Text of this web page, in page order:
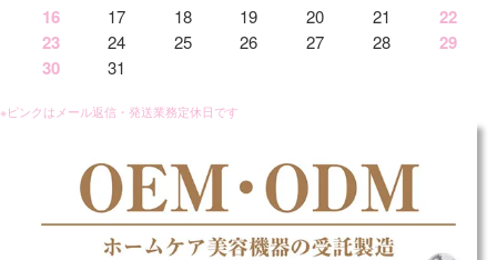
16
17 18 19 20 21
22
23
24 25 26 27 28
29
30
31